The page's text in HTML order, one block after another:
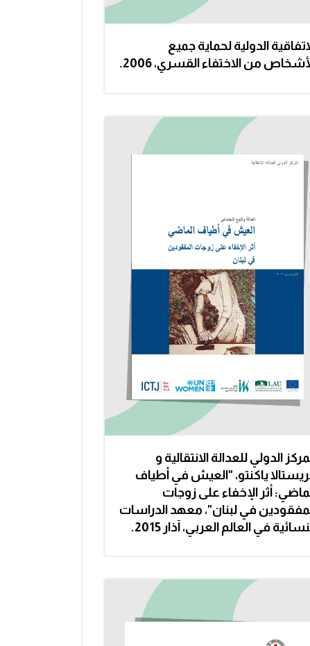
الدولية لحماية جميع
من الاختفاء القسري، 2006.
الدولي للعدالة الانتقالية و
ياكنتو، "العيش في أطياف
أثر الإخفاء على زوجات
في لبنان"، معهد الدراسات
في العالم العربي، آذار 2015.